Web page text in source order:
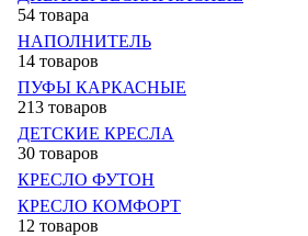
54 товара
НАПОЛНИТЕЛЬ
14 товаров
ПУФЫ КАРКАСНЫЕ
213 товаров
ДЕТСКИЕ КРЕСЛА
30 товаров
КРЕСЛО ФУТОН
КРЕСЛО КОМФОРТ
12 товаров